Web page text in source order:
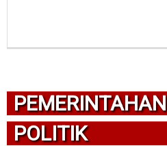
PEMERINTAHAN
POLITIK